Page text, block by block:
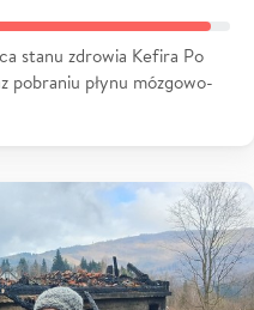
stanu zdrowia Kefira Po
pobraniu płynu mózgowo-